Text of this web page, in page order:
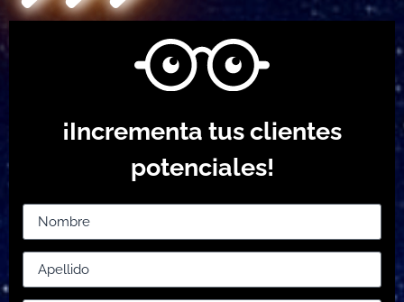
¡Incrementa tus clientes
potenciales!